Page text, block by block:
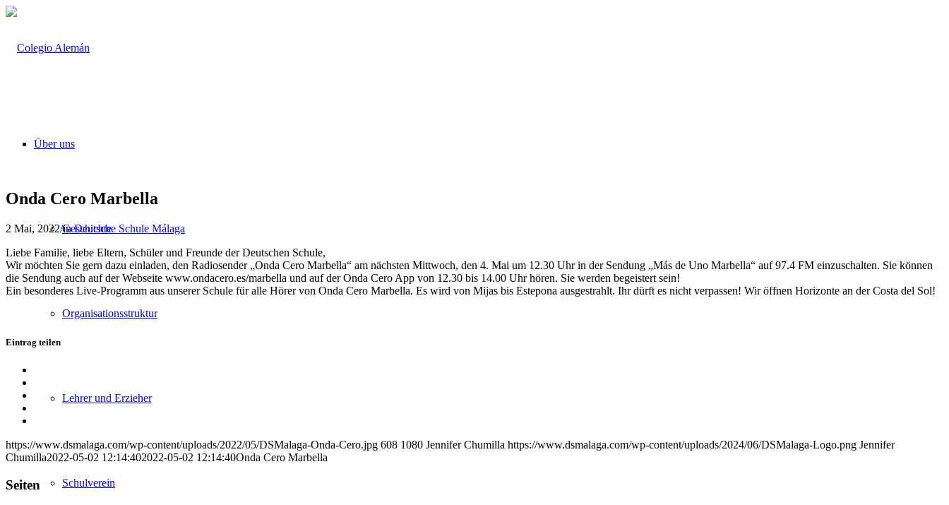
Über uns
Geschichte
Organisationsstruktur
Lehrer und Erzieher
Schulverein
Onda Cero Marbella
2 Mai, 2022/inDeutsche Schule Málaga
Liebe Familie, liebe Eltern, Schüler und Freunde der Deutschen Schule,
Wir möchten Sie gern dazu einladen, den Radiosender „Onda Cero Marbella“ am nächsten Mittwoch, den 4. Mai um 12.30 Uhr in der Sendung „Más de Uno Marbella“ auf 97.4 FM einzuschalten. Sie können
die Sendung auch auf der Webseite www.ondacero.es/marbella und auf der Onda Cero App von 12.30 bis 14.00 Uhr hören. Sie werden begeistert sein!
Ein besonderes Live-Programm aus unserer Schule für alle Hörer von Onda Cero Marbella. Es wird von Mijas bis Estepona ausgestrahlt. Ihr dürft es nicht verpassen! Wir öffnen Horizonte an der Costa del Sol!
Eintrag teilen
Facebook
Teilen
Mail
teilen
https://www.dsmalaga.com/wp-content/uploads/2022/05/DSMalaga-Onda-Cero.jpg 608 1080 Jennifer Chumilla https://www.dsmalaga.com/wp-content/uploads/2024/06/DSMalaga-Logo.png Jennifer
Chumilla2022-05-02 12:14:402022-05-02 12:14:40Onda Cero Marbella
Seiten